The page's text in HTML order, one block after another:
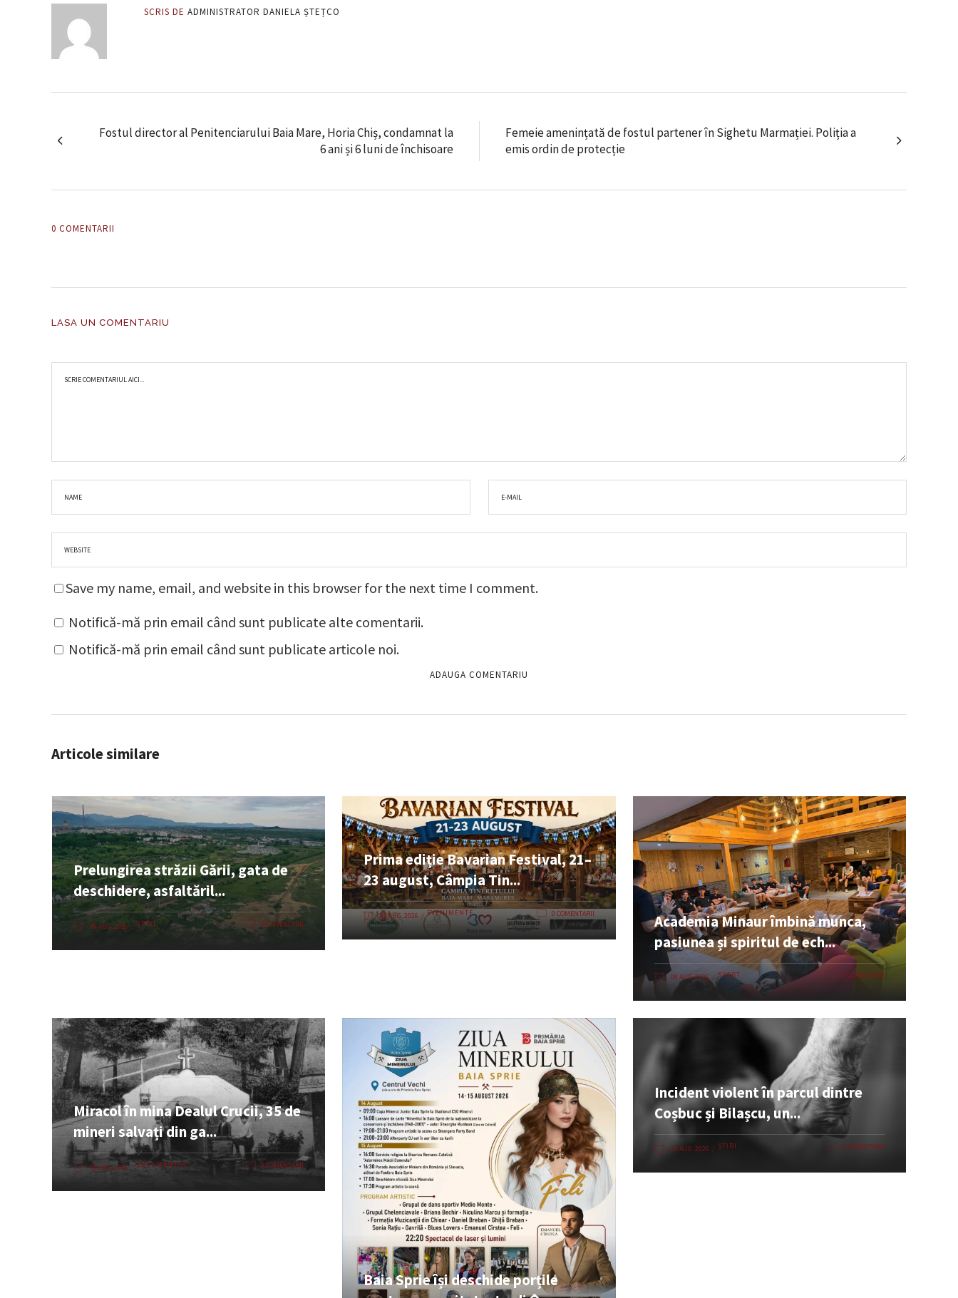
SCRIS DE ADMINISTRATOR DANIELA ȘTEȚCO
Fostul director al Penitenciarului Baia Mare, Horia Chiș, condamnat la
6 ani și 6 luni de închisoare
Femeie amenințată de fostul partener în Sighetu Marmației. Poliția a
emis ordin de protecție
0 COMENTARII
LASA UN COMENTARIU
Save my name, email, and website in this browser for the next time I comment.
Notifică-mă prin email când sunt publicate alte comentarii.
Notifică-mă prin email când sunt publicate articole noi.
Articole similare
Prelungirea străzii Gării, gata de
deschidere, asfaltăril...
08 AUG. 2026 ȘTIRI 0 COMENTARII
Prima ediție Bavarian Festival, 21–
23 august, Câmpia Tin...
08 AUG. 2026 EVENIMENTE 0 COMENTARII
Academia Minaur îmbină munca,
pasiunea și spiritul de ech...
08 AUG. 2026 SPORT 0 COMENTARII
Miracol în mina Dealul Crucii, 35 de
mineri salvați din ga...
08 AUG. 2026 DOCUMENTAR 0 COMENTARII
Baia Sprie își deschide porțile
Incident violent în parcul dintre
Coșbuc și Bilașcu, un...
08 AUG. 2026 ȘTIRI 0 COMENTARII